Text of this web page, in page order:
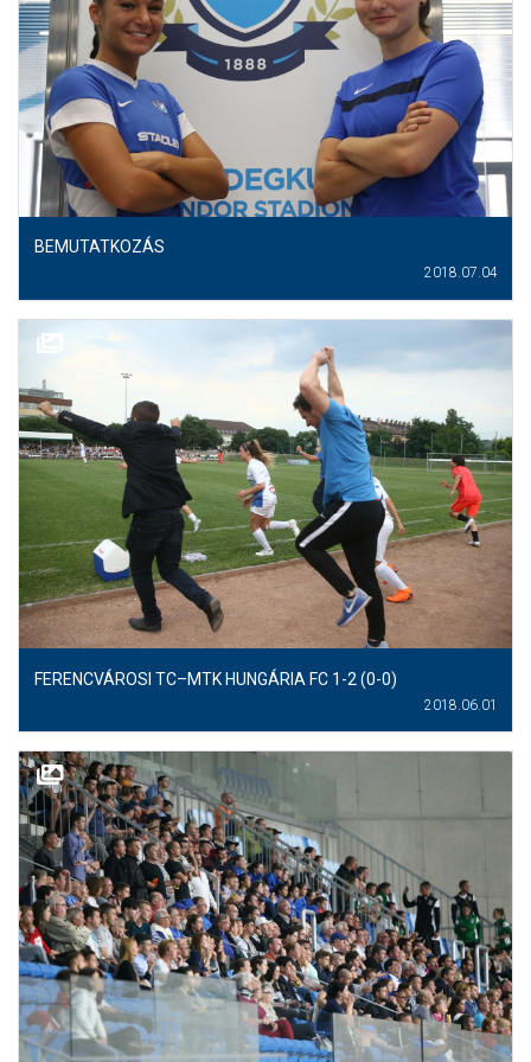
MÉRKŐZÉSEK
JELENTKEZÉS
GALÉRIA
SZURKOLÓI ÉLMÉNYEK
BEMUTATKOZÁS
2018.07.04
FERENCVÁROSI TC–MTK HUNGÁRIA FC 1-2 (0-0)
2018.06.01